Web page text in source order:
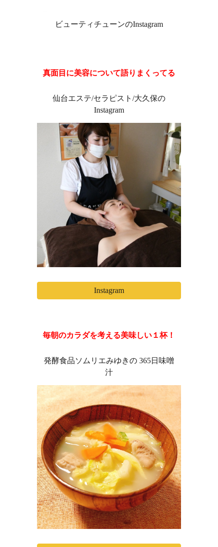
ビューティチューンのInstagram
真面目に美容について語りまくってる
仙台エステ/セラピスト/大久保の
Instagram
Instagram
毎朝のカラダを考える美味しい１杯！
発酵食品ソムリエみゆきの 365日味噌
汁